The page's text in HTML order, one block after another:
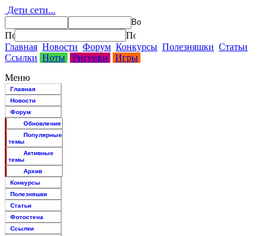
Дети сети...
Главная Новости Форум Конкурсы Полезняшки Статьи
Ссылки Ноты Рисунки
Игры
Меню
Главная
Новости
Форум
Обновления
Популярные
темы
Активные
темы
Архив
Конкурсы
Полезняшки
Статьи
Фотостена
Ссылки